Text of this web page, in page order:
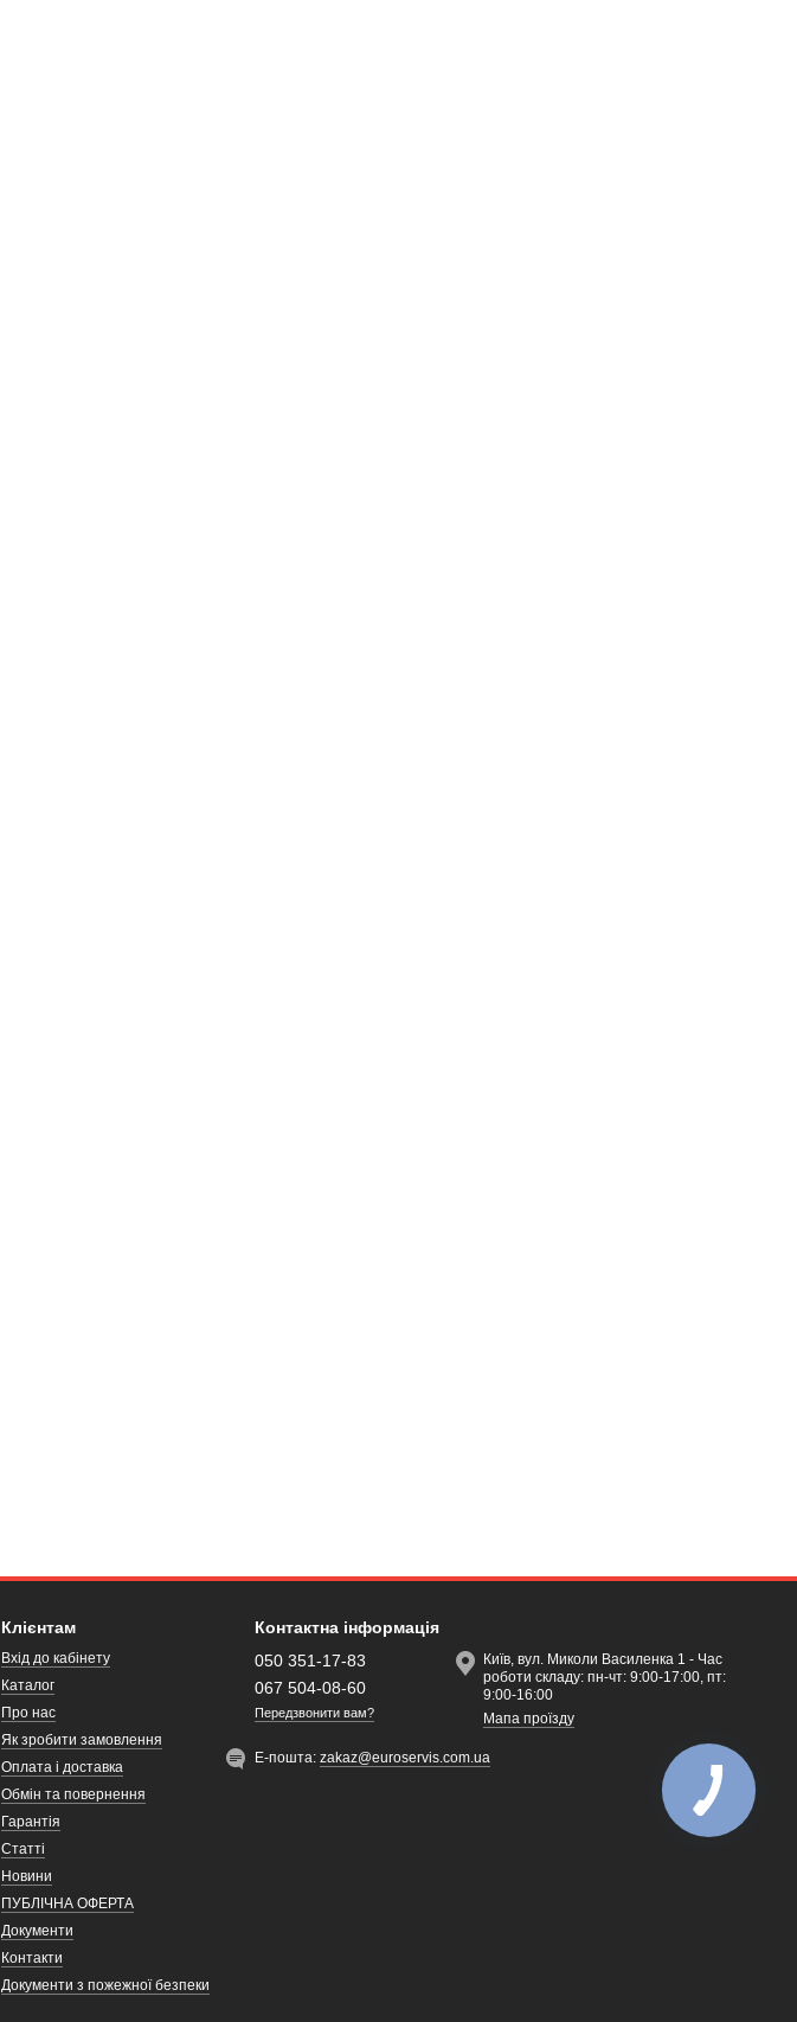
Клієнтам
Вхід до кабінету
Каталог
Про нас
Як зробити замовлення
Оплата і доставка
Обмін та повернення
Гарантія
Статті
Новини
ПУБЛІЧНА ОФЕРТА
Документи
Контакти
Документи з пожежної безпеки
Контактна інформація
050 351-17-83
067 504-08-60
Передзвонити вам?
Київ, вул. Миколи Василенка 1 - Час
роботи складу: пн-чт: 9:00-17:00, пт:
9:00-16:00
Мапа проїзду
Е-пошта:zakaz@euroservis.com.ua